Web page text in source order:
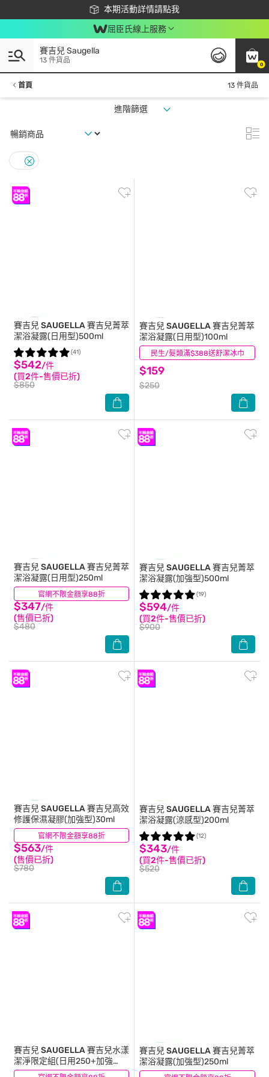
本期活動詳情請點我
下載app最高回饋$350
屈臣氏線上服務
0
賽吉兒 Saugella
13 件貨品
首頁 13 件貨品
進階篩選
賽吉兒 SAUGELLA賽吉兒菁萃
潔浴凝露(日用型)500ml
$542/件
(買2件-售價已折)
$850
(41) 民生/髮類滿$388送舒潔冰巾
賽吉兒 SAUGELLA賽吉兒菁萃
潔浴凝露(日用型)100ml
$159
$250
(22)
官網不限金額享88折
賽吉兒 SAUGELLA賽吉兒菁萃
潔浴凝露(日用型)250ml
$347/件
(售價已折)
$480
(22)
賽吉兒 SAUGELLA賽吉兒菁萃
潔浴凝露(加強型)500ml
$594/件
(買2件-售價已折)
$900
(19)
官網不限金額享88折
賽吉兒 SAUGELLA賽吉兒高效
修護保濕凝膠(加強型)30ml
$563/件
(售價已折)
$780
(20)
賽吉兒 SAUGELLA賽吉兒菁萃
潔浴凝露(涼感型)200ml
$343/件
(買2件-售價已折)
$520
(12)
賽吉兒 SAUGELLA賽吉兒水漾
潔淨限定組(日用250+加強
100)
賽吉兒 SAUGELLA賽吉兒菁萃
潔浴凝露(加強型)250ml